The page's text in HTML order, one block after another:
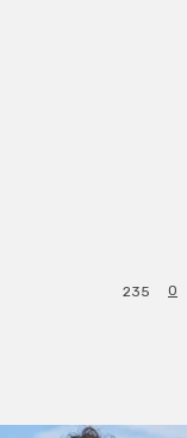
0
235